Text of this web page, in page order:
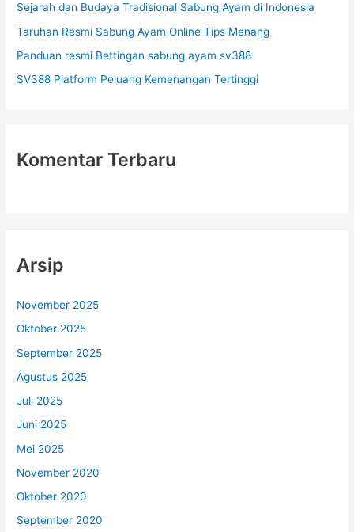
k
:
Sejarah dan Budaya Tradisional Sabung Ayam di Indonesia
Taruhan Resmi Sabung Ayam Online Tips Menang
Panduan resmi Bettingan sabung ayam sv388
SV388 Platform Peluang Kemenangan Tertinggi
Komentar Terbaru
Arsip
November 2025
Oktober 2025
September 2025
Agustus 2025
Juli 2025
Juni 2025
Mei 2025
November 2020
Oktober 2020
September 2020